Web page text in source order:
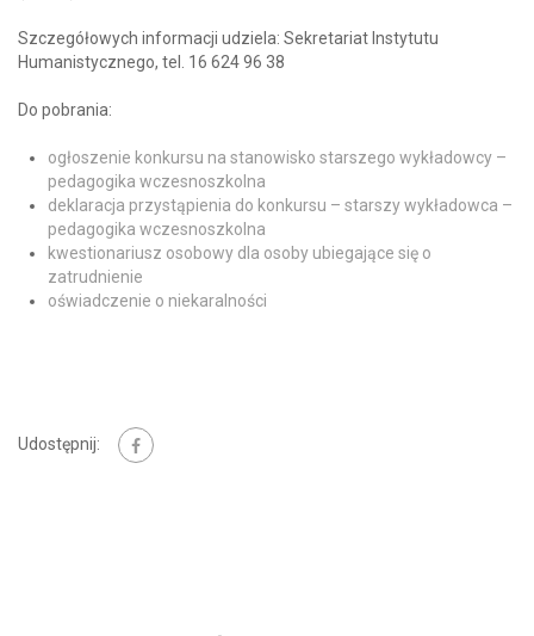
Szczegółowych informacji udziela: Sekretariat Instytutu
Humanistycznego, tel. 16 624 96 38
Do pobrania:
ogłoszenie konkursu na stanowisko starszego wykładowcy –
pedagogika wczesnoszkolna
deklaracja przystąpienia do konkursu – starszy wykładowca –
pedagogika wczesnoszkolna
kwestionariusz osobowy dla osoby ubiegające się o
zatrudnienie
oświadczenie o niekaralności
Udostępnij: